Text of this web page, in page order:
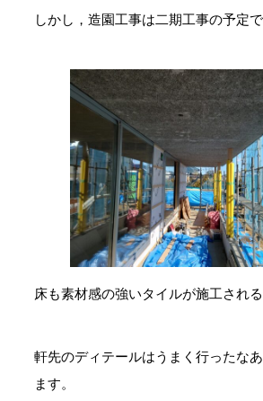
しかし，造園工事は二期工事の予定
床も素材感の強いタイルが施工される
軒先のディテールはうまく行ったな
ます。